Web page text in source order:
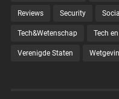
Reviews Security
Tech&Wetenschap Tech
Verenigde Staten